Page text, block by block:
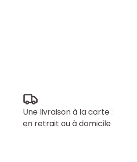
Une livraison à la carte :
en retrait ou à domicile